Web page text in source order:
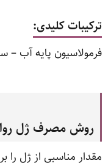
ترکیبات کلیدی:
فرمولاسیون پایه آب
روش مصرف ژل
مقدار مناسبی از ژل را